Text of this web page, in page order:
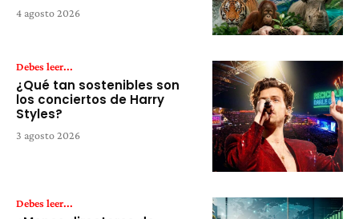
4 agosto 2026
Debes leer...
¿Qué tan sostenibles son
los conciertos de Harry
Styles?
3 agosto 2026
Debes leer...